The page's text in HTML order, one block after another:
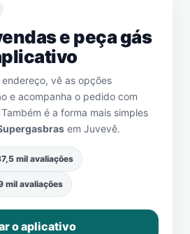
e peça gás
vê as opções
e acompanha o pedido com
é a forma mais simples
em Juvevê.
mil avaliações
mil avaliações
o aplicativo